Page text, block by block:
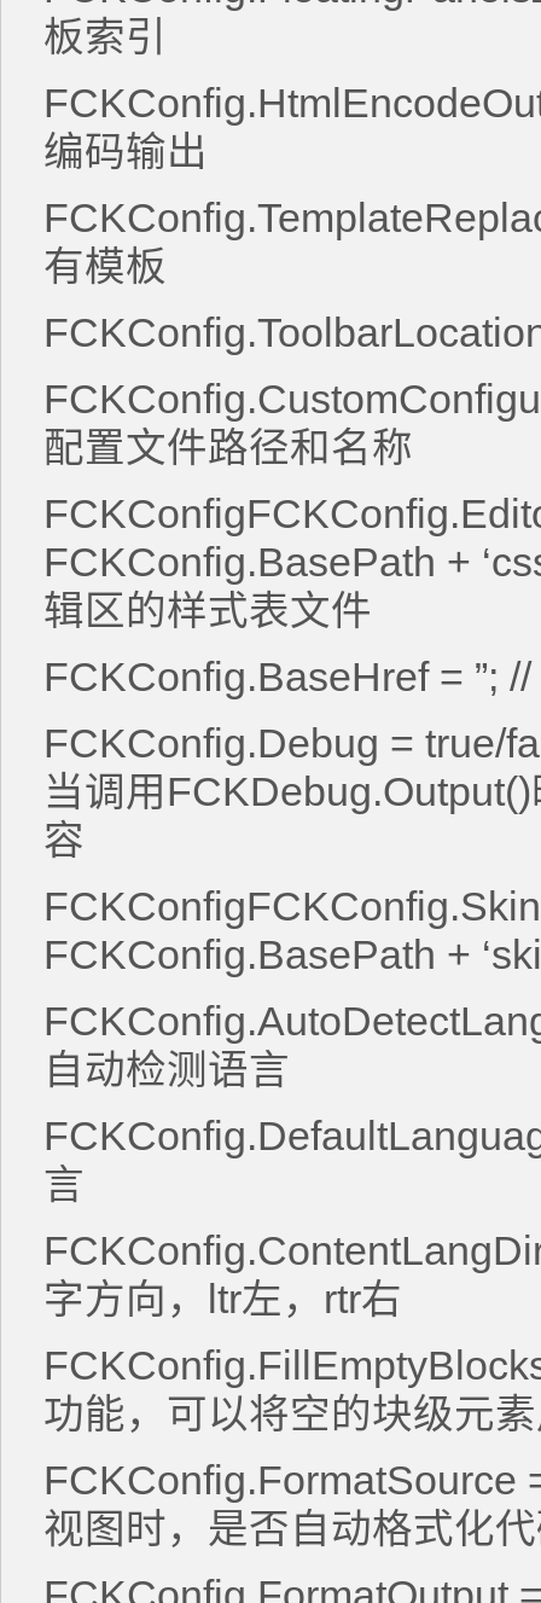
板索引
编码输出
有模板
配置文件路径和名称
FCKConfig.BasePath +
辑区的样式表文件
FCKConfig.BaseHref = ”;
FCKConfig.Debug = true/
当调用
容
FCKConfig.BasePath +
自动检测语言
言
字方向，ltr左，rtr右
功能，可以将空的块级元
FCKConfig.FormatSource
视图时，是否自动格式化